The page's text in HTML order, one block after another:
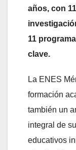
años, con
11
clave.
La ENES
formación
también un
integral de
educativos